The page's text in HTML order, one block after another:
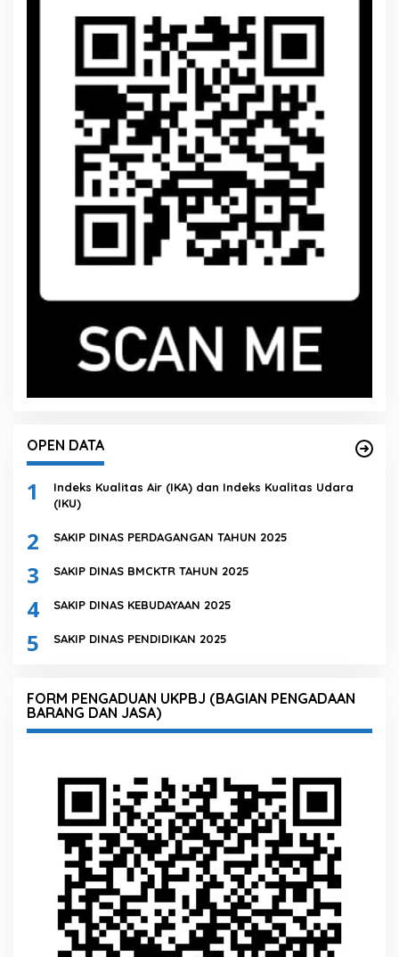
OPEN DATA
1
Indeks Kualitas Air (IKA) dan Indeks Kualitas Udara
(IKU)
2 SAKIP DINAS PERDAGANGAN TAHUN 2025
3 SAKIP DINAS BMCKTR TAHUN 2025
4 SAKIP DINAS KEBUDAYAAN 2025
5 SAKIP DINAS PENDIDIKAN 2025
FORM PENGADUAN UKPBJ (BAGIAN PENGADAAN
BARANG DAN JASA)